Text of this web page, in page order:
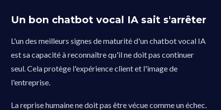
Un bon chatbot vocal IA sait s'arrêter
L'un des meilleurs signes de maturité d'un chatbot vocal IA
est sa capacité à reconnaître qu'il ne doit pas continuer
seul. Cela protège l'expérience client et l'image de
l'entreprise.
La reprise humaine ne doit pas être vécue comme un échec.